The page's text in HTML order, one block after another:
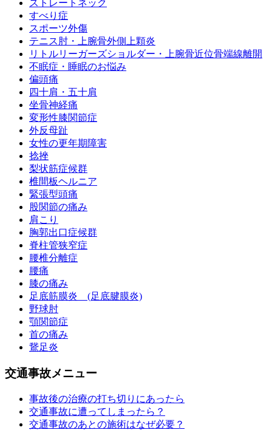
ストレートネック
すべり症
スポーツ外傷
テニス肘・上腕骨外側上顆炎
リトルリーガーズショルダー・上腕骨近位骨端線離開
不眠症・睡眠のお悩み
偏頭痛
四十肩・五十肩
坐骨神経痛
変形性膝関節症
外反母趾
女性の更年期障害
捻挫
梨状筋症候群
椎間板ヘルニア
緊張型頭痛
股関節の痛み
肩こり
胸郭出口症候群
脊柱管狭窄症
腰椎分離症
腰痛
膝の痛み
足底筋膜炎 (足底腱膜炎)
野球肘
顎関節症
首の痛み
鵞足炎
交通事故メニュー
事故後の治療の打ち切りにあったら
交通事故に遭ってしまったら？
交通事故のあとの施術はなぜ必要？